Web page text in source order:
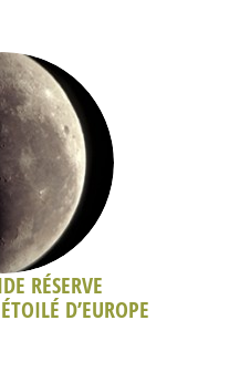
RÉSERVE
D’EUROPE